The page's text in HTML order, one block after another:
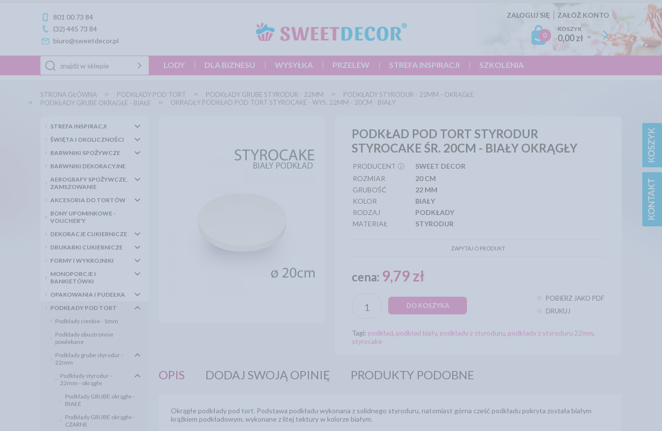
801 00 73 84
(32) 445 73 84
biuro@sweetdecor.pl
ZALOGUJ SIĘ ZAŁÓŻ KONTO
0
KOSZYK
0,00 zł
LODY DLA BIZNESU WYSYŁKA PRZELEW STREFA INSPIRACJI SZKOLENIA
STRONA GŁÓWNA PODKŁADY POD TORT PODKŁADY GRUBE STYRODUR - 22MM
PODKŁADY STYRODUR - 22MM - OKRĄGŁE
PODKŁADY GRUBE OKRĄGŁE - BIAŁE
OKRĄGŁY PODKŁAD POD TORT STYROCAKE - WYS. 22MM - 20CM - BIAŁY
STREFA INSPIRACJI
ŚWIĘTA I OKOLICZNOŚCI
BARWNIKI SPOŻYWCZE
BARWNIKI DEKORACYJNE
AEROGRAFY SPOŻYWCZE,
ZAMSZOWANIE
AKCESORIA DO TORTÓW
BONY UPOMINKOWE -
VOUCHER'Y
DEKORACJE CUKIERNICZE
DRUKARKI CUKIERNICZE
FORMY I WYKROJNIKI
MONOPORCJE I
BANKIETÓWKI
OPAKOWANIA I PUDEŁKA
PODKŁADY POD TORT
Podkłady cienkie - 1mm
Podkłady obustronnie
powlekane
Podkłady grube styrodur -
22mm
Podkłady styrodur -
22mm - okrągłe
Podkłady GRUBE okrągłe -
BIAŁE
Podkłady GRUBE okrągłe -
CZARNE
PODKŁAD POD TORT STYRODUR
STYROCAKE ŚR. 20CM - BIAŁY OKRĄGŁY
PRODUCENT ⓘ
SWEET DECOR
ROZMIAR
20 CM
GRUBOŚĆ
22 MM
KOLOR
BIAŁY
RODZAJ
PODKŁADY
MATERIAŁ
STYRODUR
ZAPYTAJ O PRODUKT
cena: 9,79 zł
DO KOSZYKA
POBIERZ JAKO PDF
DRUKUJ
Tagi: podkład, podkład biały, podkłady z styroduru, podkłady z styroduru 22mm,
styrocake
OPIS DODAJ SWOJĄ OPINIĘ PRODUKTY PODOBNE
Okrągłe podkłady pod tort. Podstawa podkładu wykonana z solidnego styroduru, natomiast górna cześć podkładu pokryta została białym
krążkiem podkładowym, wykonane z litej tektury w kolorze białym.